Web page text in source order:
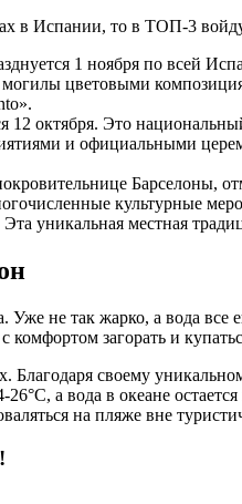
в Испании, то в ТОП-3
1 ноября по всей
цветовыми
12 октября. Это
и официальными
Барселоны,
культурные
уникальная местная
не так жарко, а вода
загорать и
Благодаря своему
26°C, а вода в океане
на пляже вне